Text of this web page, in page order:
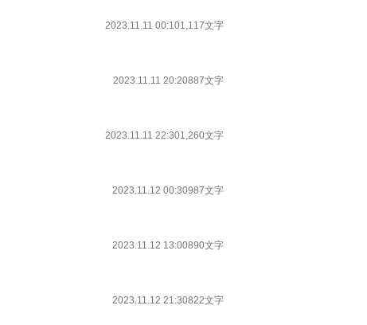
2023.11.11 00:101,117文字
2023.11.11 20:20887文字
2023.11.11 22:301,260文字
2023.11.12 00:30987文字
2023.11.12 13:00890文字
2023.11.12 21:30822文字